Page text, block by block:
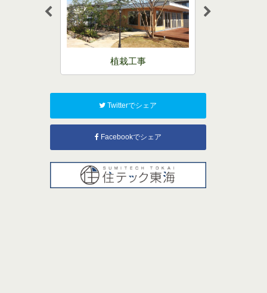
剪定
Twitterでシェア
Facebookでシェア